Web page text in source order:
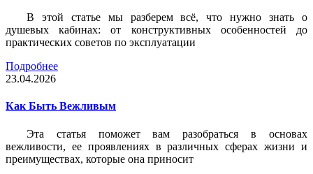
В этой статье мы разберем всё, что нужно знать о
душевых кабинах: от конструктивных особенностей до
практических советов по эксплуатации
Подробнее
23.04.2026
Как Быть Вежливым
Эта статья поможет вам разобраться в основах
вежливости, ее проявлениях в различных сферах жизни и
преимуществах, которые она приносит